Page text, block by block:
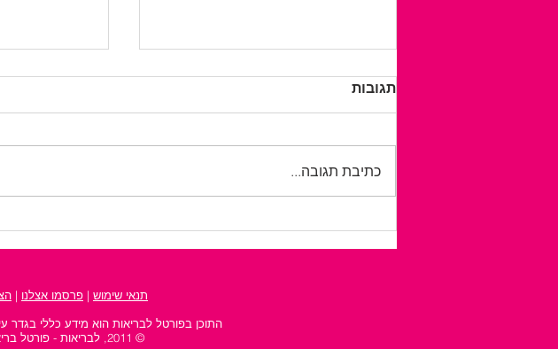
מתכננים חופשה נגישה
את המקום
תגובות
כתיבת תגובה...
תנאי שימוש | פרסמו אצלנו | ‫
התוכן בפורטל לבריאות הוא מידע כללי בגדר
© 2011, לבריאות - פורטל בריאות, יופי ואורח חיים בריא. כל הזכויות שמורות.